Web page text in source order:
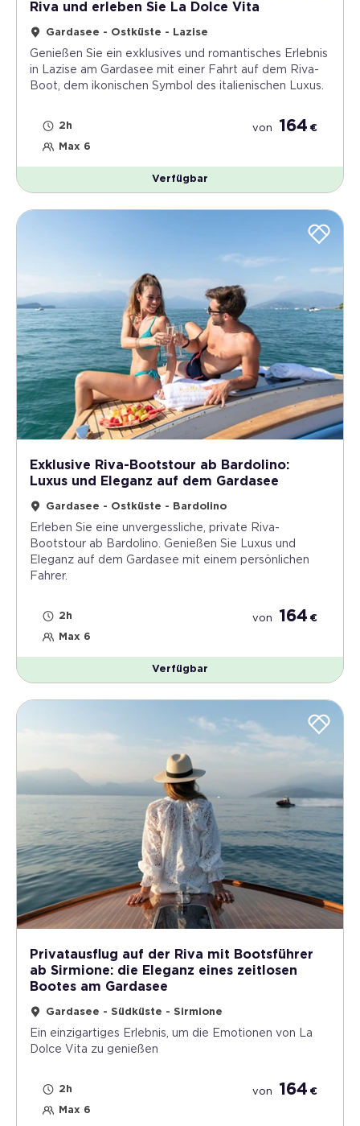
Riva und erleben Sie La Dolce Vita
Gardasee - Ostküste - Lazise
Genießen Sie ein exklusives und romantisches Erlebnis
in Lazise am Gardasee mit einer Fahrt auf dem Riva-
Boot, dem ikonischen Symbol des italienischen Luxus.
2h
Max 6
von 164 €
Verfügbar
Exklusive Riva-Bootstour ab Bardolino:
Luxus und Eleganz auf dem Gardasee
Gardasee - Ostküste - Bardolino
Erleben Sie eine unvergessliche, private Riva-
Bootstour ab Bardolino. Genießen Sie Luxus und
Eleganz auf dem Gardasee mit einem persönlichen
Fahrer.
2h
Max 6
von 164 €
Verfügbar
Privatausflug auf der Riva mit Bootsführer
ab Sirmione: die Eleganz eines zeitlosen
Bootes am Gardasee
Gardasee - Südküste - Sirmione
Ein einzigartiges Erlebnis, um die Emotionen von La
Dolce Vita zu genießen
2h
Max 6
von 164 €